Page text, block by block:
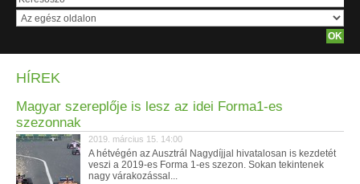
HÍREK
Magyar szereplője is lesz az idei Forma1-es
szezonnak
2019. március 15. 14:00
A hétvégén az Ausztrál Nagydíjjal hivatalosan is kezdetét
veszi a 2019-es Forma 1-es szezon. Sokan tekintenek
nagy várakozással...